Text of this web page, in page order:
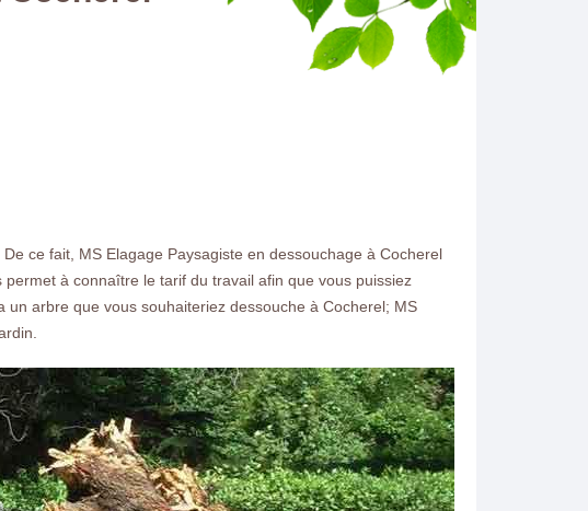
ce fait, MS Elagage Paysagiste en dessouchage à Cocherel
à connaître le tarif du travail afin que vous puissiez
un arbre que vous souhaiteriez dessouche à Cocherel; MS